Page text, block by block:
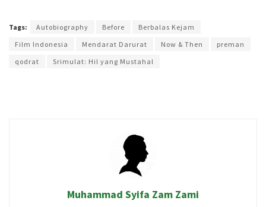
Tags: Autobiography Before
Berbalas Kejam
Film Indonesia
Mendarat Darurat Now & Then
preman
qodrat
Srimulat: Hil yang Mustahal
Muhammad Syifa Zam Zami